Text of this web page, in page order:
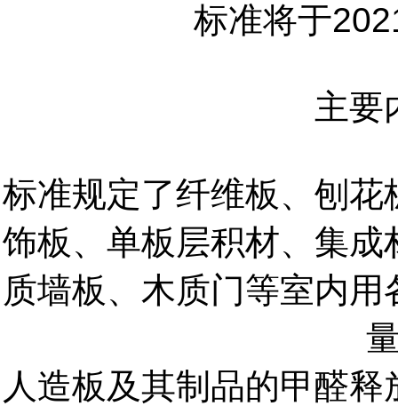
标准将于
主要
标准规定了纤维板、刨
饰板、单板层积材、集
质墙板、木质门等室内
人造板及其制品的甲醛